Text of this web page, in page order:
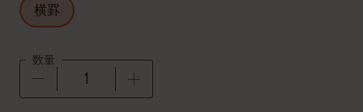
横罫
数量